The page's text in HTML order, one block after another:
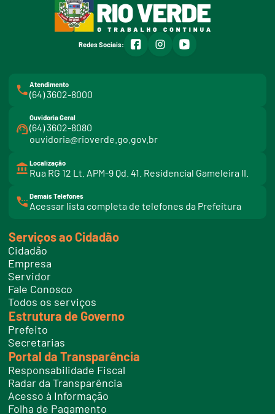
Redes Sociais: facebookinstagramyoutube
Atendimento
(64) 3602-8000
Ouvidoria Geral
(64) 3602-8080
ouvidoria@rioverde.go.gov.br
Localização
Rua RG 12 Lt. APM-9 Qd. 41. Residencial Gameleira II.
Demais Telefones
Acessar lista completa de telefones da Prefeitura
i
t
e
l
f
o
e
s
Serviços ao Cidadão
Cidadão
Empresa
Servidor
Fale Conosco
Todos os serviços
Estrutura de Governo
Prefeito
Secretarias
Portal da Transparência
Responsabilidade Fiscal
Radar da Transparência
Acesso à Informação
Folha de Pagamento